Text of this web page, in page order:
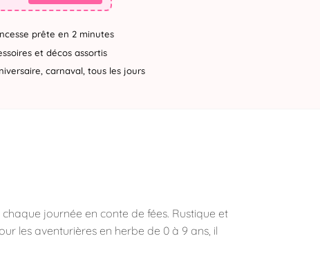
prête en 2 minutes
et décos assortis
carnaval, tous les jours
journée en conte de fées. Rustique et
les aventurières en herbe de 0 à 9 ans, il